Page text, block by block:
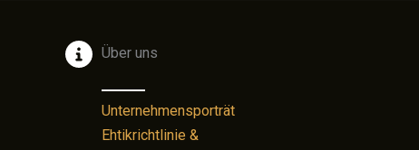
–
bleiben
stabil
Über uns
Unternehmensporträt
Ehtikrichtlinie &